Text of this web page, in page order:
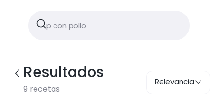
Resultados
9 recetas
Relevancia